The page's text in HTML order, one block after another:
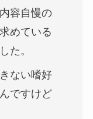
容自慢の
めている
た。
ない嗜好
ですけど